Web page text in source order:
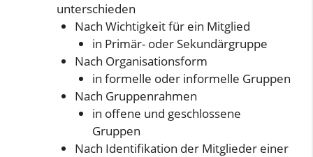
unterschieden
Nach Wichtigkeit für ein Mitglied
in Primär- oder Sekundärgruppe
Nach Organisationsform
in formelle oder informelle Gruppen
Nach Gruppenrahmen
in offene und geschlossene
Gruppen
Nach Identifikation der Mitglieder einer